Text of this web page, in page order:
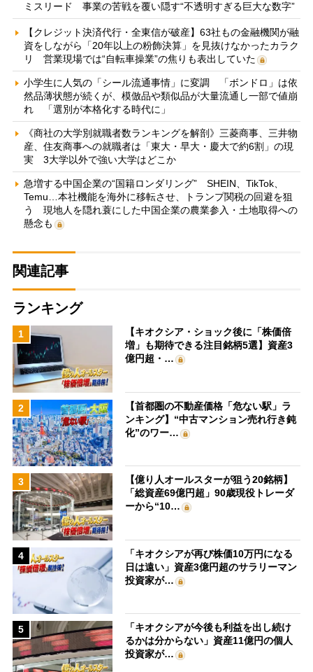
ミスリード 事業の苦戦を覆い隠す“不透明すぎる巨大な数字”
【クレジット決済代行・全東信が破産】63社もの金融機関が融
資をしながら「20年以上の粉飾決算」を見抜けなかったカラク
リ 営業現場では“自転車操業”の焦りも表出していた
小学生に人気の「シール流通事情」に変調 「ボンドロ」は依
然品薄状態が続くが、模倣品や類似品が大量流通し一部で値崩
れ 「選別が本格化する時代に」
《商社の大学別就職者数ランキングを解剖》三菱商事、三井物
産、住友商事への就職者は「東大・早大・慶大で約6割」の現
実 3大学以外で強い大学はどこか
急増する中国企業の“国籍ロンダリング” SHEIN、TikTok、
Temu…本社機能を海外に移転させ、トランプ関税の回避を狙
う 現地人を隠れ蓑にした中国企業の農業参入・土地取得への
懸念も
関連記事
ランキング
1
【キオクシア・ショック後に「株価倍
増」も期待できる注目銘柄5選】資産3
億円超・…
2
【首都圏の不動産価格「危ない駅」ラ
ンキング】“中古マンション売れ行き鈍
化”のワー…
3
【億り人オールスターが狙う20銘柄】
「総資産69億円超」90歳現役トレーダ
ーから“10…
4
「キオクシアが再び株価10万円になる
日は遠い」資産3億円超のサラリーマン
投資家が…
5
「キオクシアが今後も利益を出し続け
るかは分からない」資産11億円の個人
投資家が…